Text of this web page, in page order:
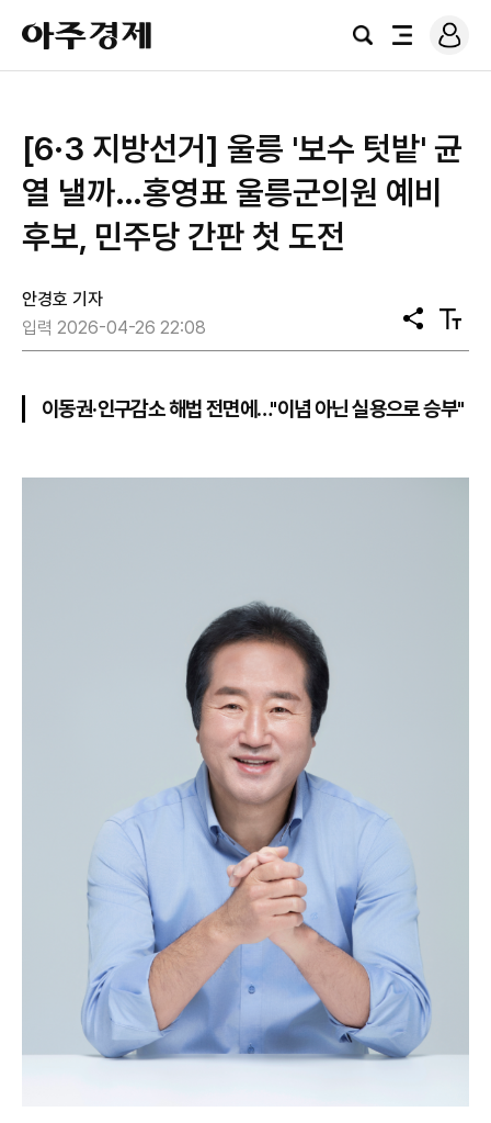
아
주
경
검
전
로
그
[6·3 지방선거] 울릉 '보수 텃밭' 균
열 낼까…홍영표 울릉군의원 예비
후보, 민주당 간판 첫 도전
안경호 기자
입력 2026-04-26 22:08
공
유
텍
스
기
이동권·인구감소 해법 전면에…"이념 아닌 실용으로 승부"